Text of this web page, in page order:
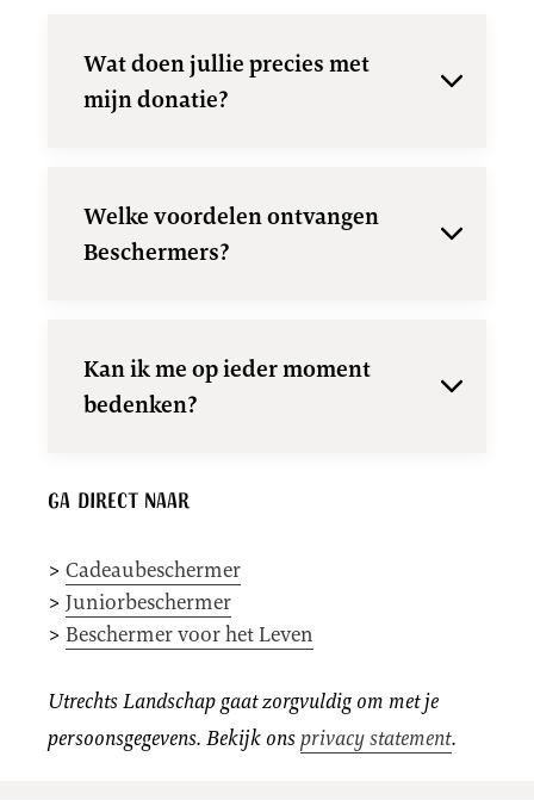
Wat doen jullie precies met
mijn donatie?
Welke voordelen ontvangen
Beschermers?
Kan ik me op ieder moment
bedenken?
Ga direct naar
> Cadeaubeschermer
> Juniorbeschermer
> Beschermer voor het Leven
Utrechts Landschap gaat zorgvuldig om met je
persoonsgegevens. Bekijk onsprivacy statement.